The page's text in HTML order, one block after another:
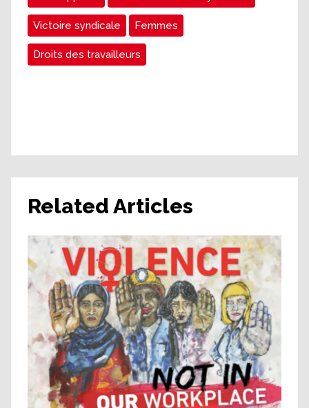
Victoire syndicale Femmes
Droits des travailleurs
Related Articles